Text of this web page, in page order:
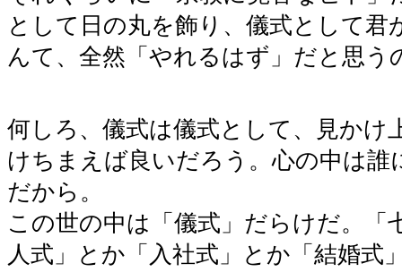
として日の丸を飾り、儀式として君
んて、全然「やれるはず」だと思う
何しろ、儀式は儀式として、見かけ
けちまえば良いだろう。心の中は誰
だから。
この世の中は「儀式」だらけだ。「
人式」とか「入社式」とか「結婚式